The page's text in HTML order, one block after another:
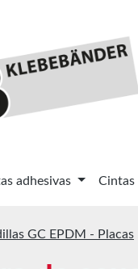
adhesivas Cintas
GC EPDM - Placas